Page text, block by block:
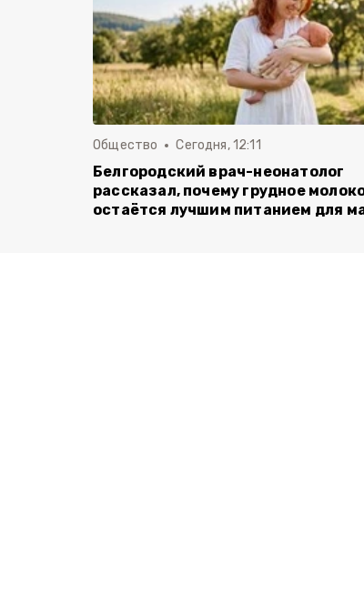
Общество Сегодня, 12:11
Белгородский врач-неонатолог
рассказал, почему грудное
остаётся лучшим питанием для